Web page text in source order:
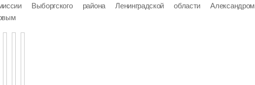
Выборгского района Ленинградской области Александром